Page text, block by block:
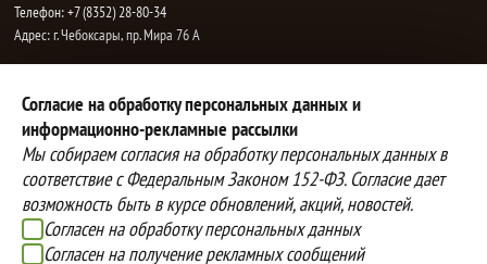
Согласие на обработку персональных данных и
информационно-рекламные рассылки
Мы собираем согласия на обработку персональных данных в
соответствие с Федеральным Законом 152-ФЗ. Согласие дает
возможность быть в курсе обновлений, акций, новостей.
Согласен на обработку персональных данных
Согласен на получение рекламных сообщений
Телефон: +7 (8352) 28-80-34
Адрес: г. Чебоксары, пр. Мира 76 А
Способы оплаты
Вы можете оплатить покупки
наличными при получении товара,
либо выбрать другой способ оплаты
Инструкция по оплате банковской
картой
Доставка
Наша компания осуществляет
бесплатную
доставку до терминалов транспортных
компаний.
Подробнее об условиях условиях
оплаты и доставки